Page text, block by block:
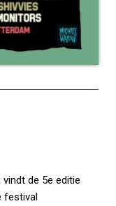
de 5e editie
festival